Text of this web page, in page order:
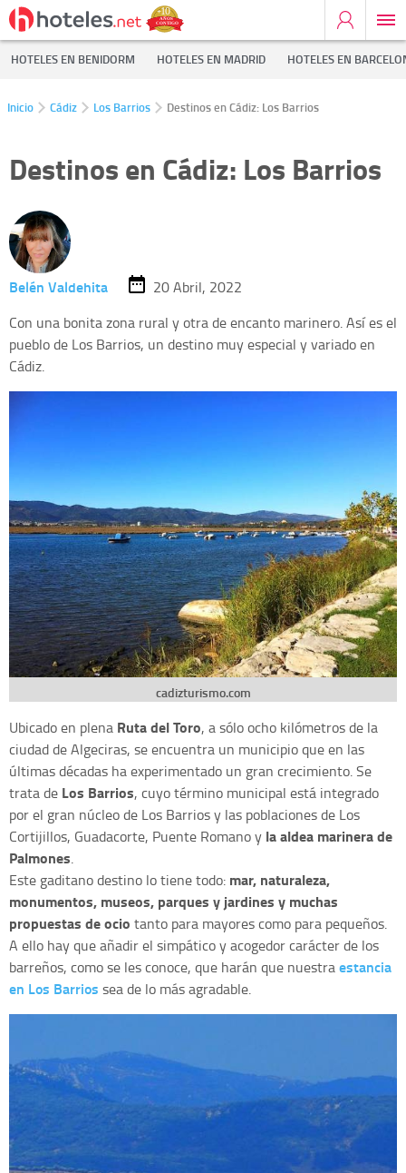
HOTELES EN BENIDORM HOTELES EN MADRID HOTELES EN
Inicio Cádiz Los Barrios Destinos en Cádiz: Los Barrios
Destinos en Cádiz: Los Barrios
Belén Valdehita
20 Abril, 2022
Con una bonita zona rural y otra de encanto marinero. Así es el
pueblo de Los Barrios, un destino muy especial y variado en
Cádiz.
cadizturismo.com
Ubicado en plena Ruta del Toro, a sólo ocho kilómetros de la
ciudad de Algeciras, se encuentra un municipio que en las
últimas décadas ha experimentado un gran crecimiento. Se
trata de Los Barrios, cuyo término municipal está integrado
por el gran núcleo de Los Barrios y las poblaciones de Los
Cortijillos, Guadacorte, Puente Romano y la aldea marinera de
Palmones.
Este gaditano destino lo tiene todo: mar, naturaleza,
monumentos, museos, parques y jardines y muchas
propuestas de ocio tanto para mayores como para pequeños.
A ello hay que añadir el simpático y acogedor carácter de los
barreños, como se les conoce, que harán que nuestraestancia
en Los Barrios sea de lo más agradable.